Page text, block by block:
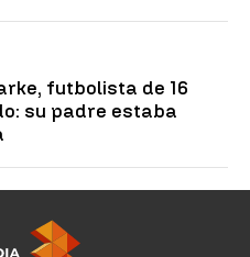
futbolista de 16
su padre estaba